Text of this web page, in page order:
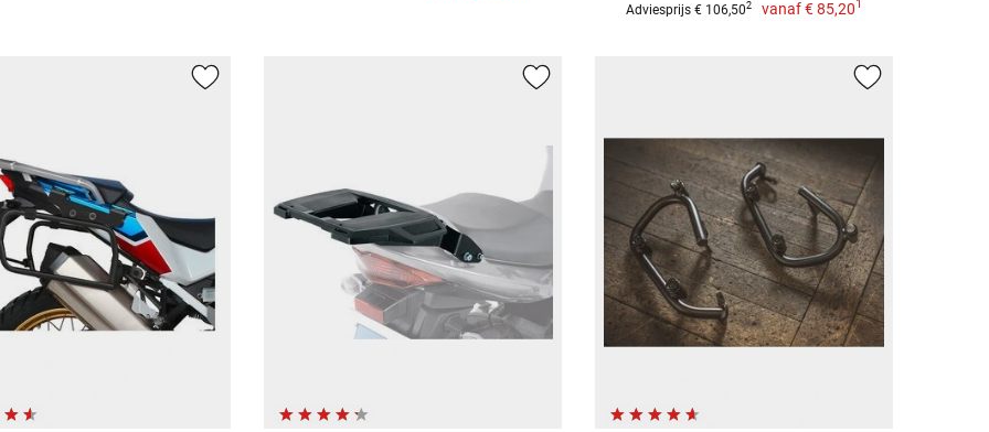
Adviesprijs € 106,502 vanaf€ 85,201